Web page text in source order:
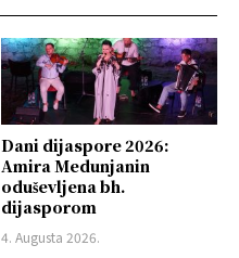
Dani dijaspore 2026:
Amira Medunjanin
oduševljena bh.
dijasporom
4. Augusta 2026.